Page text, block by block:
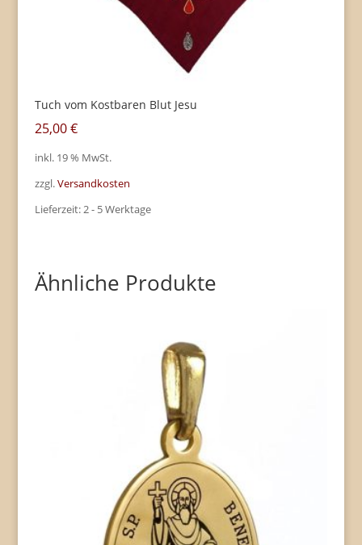
Tuch vom Kostbaren Blut Jesu
25,00€
inkl. 19 % MwSt.
zzgl.Versandkosten
Lieferzeit:2 - 5 Werktage
Ähnliche Produkte